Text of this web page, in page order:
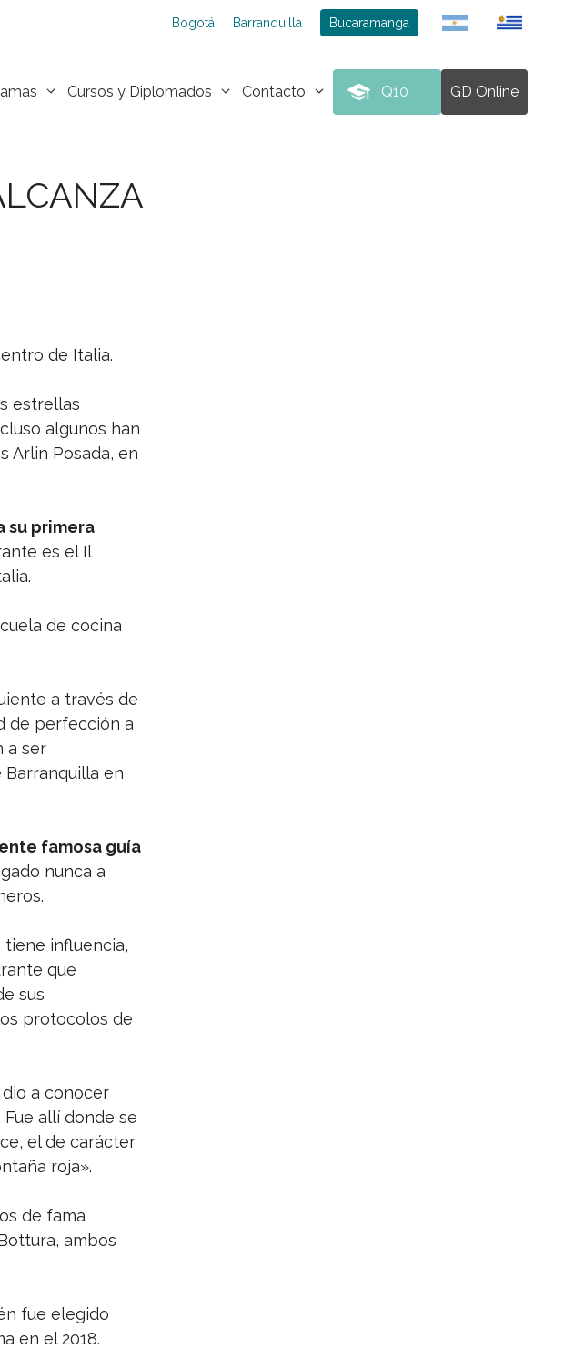
Bogotá Barranquilla Bucaramanga
Cursos y Diplomados Contacto Q10 GD Online
de Italia.
estrellas
algunos han
Arlin Posada, en
su primera
es el Il
de cocina
a través de
de perfección a
a ser
en
famosa guía
nunca a
tiene influencia,
que
sus
protocolos de
a conocer
allí donde se
el de carácter
roja».
de fama
ambos
fue elegido
en el 2018.